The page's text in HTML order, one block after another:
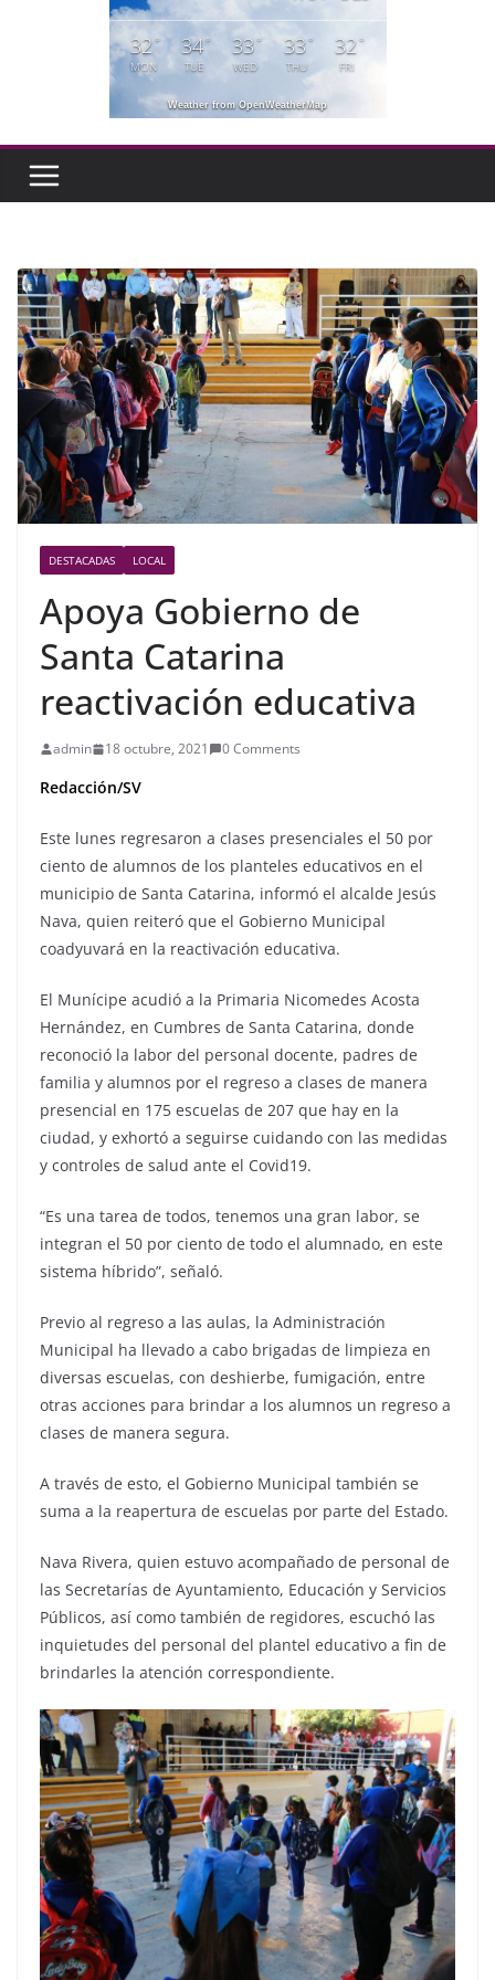
32°
MON
34°
TUE
33°
WED
33°
THU
32°
FRI
Weather from OpenWeatherMap
DESTACADAS LOCAL
Apoya Gobierno de
Santa Catarina
reactivación educativa
admin 18 octubre, 2021 0 Comments
Redacción/SV
Este lunes regresaron a clases presenciales el 50 por
ciento de alumnos de los planteles educativos en el
municipio de Santa Catarina, informó el alcalde Jesús
Nava, quien reiteró que el Gobierno Municipal
coadyuvará en la reactivación educativa.
El Munícipe acudió a la Primaria Nicomedes Acosta
Hernández, en Cumbres de Santa Catarina, donde
reconoció la labor del personal docente, padres de
familia y alumnos por el regreso a clases de manera
presencial en 175 escuelas de 207 que hay en la
ciudad, y exhortó a seguirse cuidando con las medidas
y controles de salud ante el Covid19.
“Es una tarea de todos, tenemos una gran labor, se
integran el 50 por ciento de todo el alumnado, en este
sistema híbrido”, señaló.
Previo al regreso a las aulas, la Administración
Municipal ha llevado a cabo brigadas de limpieza en
diversas escuelas, con deshierbe, fumigación, entre
otras acciones para brindar a los alumnos un regreso a
clases de manera segura.
A través de esto, el Gobierno Municipal también se
suma a la reapertura de escuelas por parte del Estado.
Nava Rivera, quien estuvo acompañado de personal de
las Secretarías de Ayuntamiento, Educación y Servicios
Públicos, así como también de regidores, escuchó las
inquietudes del personal del plantel educativo a fin de
brindarles la atención correspondiente.